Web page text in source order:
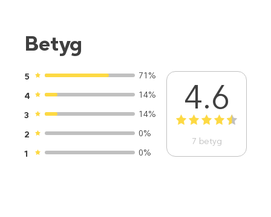
Betyg
5
71%
4
14%
3
14%
2
0%
1
0%
4.6
1 2 3 4 5
7 betyg